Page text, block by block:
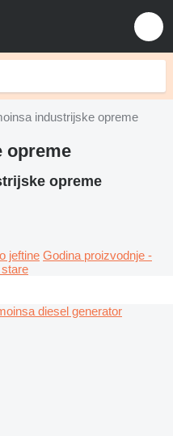
industrijske opreme
opreme
opreme
jeftine Godina proizvodnje -